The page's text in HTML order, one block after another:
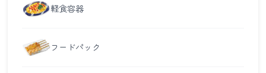
軽食容器
フードパック